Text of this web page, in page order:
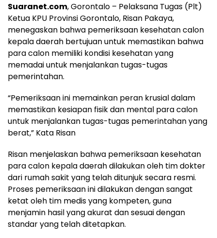
Suaranet.com, Gorontalo – Pelaksana Tugas (Plt)
Ketua KPU Provinsi Gorontalo, Risan Pakaya,
menegaskan bahwa pemeriksaan kesehatan calon
kepala daerah bertujuan untuk memastikan bahwa
para calon memiliki kondisi kesehatan yang
memadai untuk menjalankan tugas-tugas
pemerintahan.
“Pemeriksaan ini memainkan peran krusial dalam
memastikan kesiapan fisik dan mental para calon
untuk menjalankan tugas-tugas pemerintahan yang
berat,” Kata Risan
Risan menjelaskan bahwa pemeriksaan kesehatan
para calon kepala daerah dilakukan oleh tim dokter
dari rumah sakit yang telah ditunjuk secara resmi.
Proses pemeriksaan ini dilakukan dengan sangat
ketat oleh tim medis yang kompeten, guna
menjamin hasil yang akurat dan sesuai dengan
standar yang telah ditetapkan.